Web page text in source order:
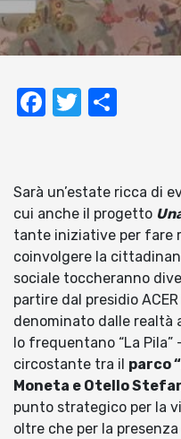
Facebook
Twitter
Sarà un’estate ricca di
cui anche il progetto
tante iniziative per fare
coinvolgere la
sociale toccheranno
partire dal presidio
denominato dalle realtà
lo frequentano “La
circostante tra il parco
Moneta e Otello
punto strategico per la
oltre che per la